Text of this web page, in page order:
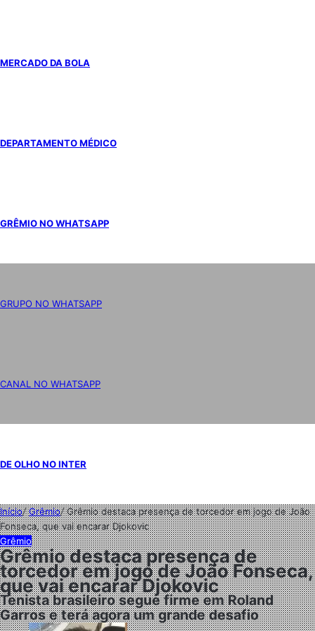
MERCADO DA BOLA
DEPARTAMENTO MÉDICO
GRÊMIO NO WHATSAPP
GRUPO NO WHATSAPP
CANAL NO WHATSAPP
DE OLHO NO INTER
Início/Grêmio/Grêmio destaca presença de torcedor em jogo de João
Fonseca, que vai encarar Djokovic
Grêmio
Grêmio destaca presença de
torcedor em jogo de João Fonseca,
que vai encarar Djokovic
Tenista brasileiro segue firme em Roland
Garros e terá agora um grande desafio